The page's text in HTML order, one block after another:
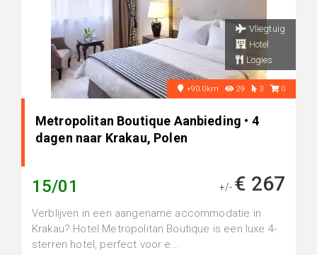
Vliegtuig
Hotel
Logies
+90.0km 29 3 0
Metropolitan Boutique Aanbieding • 4
dagen naar Krakau, Polen
15/01 +/- € 267
Verblijven in een aangename accommodatie in
Krakau? Hotel Metropolitan Boutique is een luxe 4-
sterren hotel, perfect voor e...